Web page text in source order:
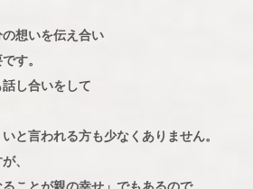
想いを伝え合い
す。
し合いをして
と言われる方も少なくありません。
、